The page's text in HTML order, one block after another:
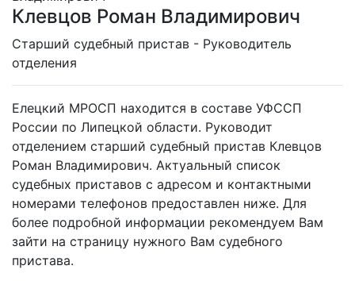
Клевцов Роман Владимирович
Cтарший судебный пристав - Руководитель
отделения
Елецкий МРОСП находится в составе УФССП
России по Липецкой области. Руководит
отделением старший судебный пристав Клевцов
Роман Владимирович. Актуальный список
судебных приставов с адресом и контактными
номерами телефонов предоставлен ниже. Для
более подробной информации рекомендуем Вам
зайти на страницу нужного Вам судебного
пристава.